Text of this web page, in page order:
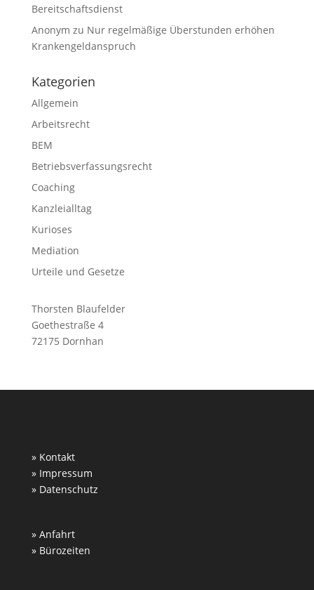
Bereitschaftsdienst
Anonym zu Nur regelmäßige Überstunden erhöhen
Krankengeldanspruch
Kategorien
Allgemein
Arbeitsrecht
BEM
Betriebsverfassungsrecht
Coaching
Kanzleialltag
Kurioses
Mediation
Urteile und Gesetze
Thorsten Blaufelder
Goethestraße 4
72175 Dornhan
» Kontakt
» Impressum
» Datenschutz
» Anfahrt
» Bürozeiten